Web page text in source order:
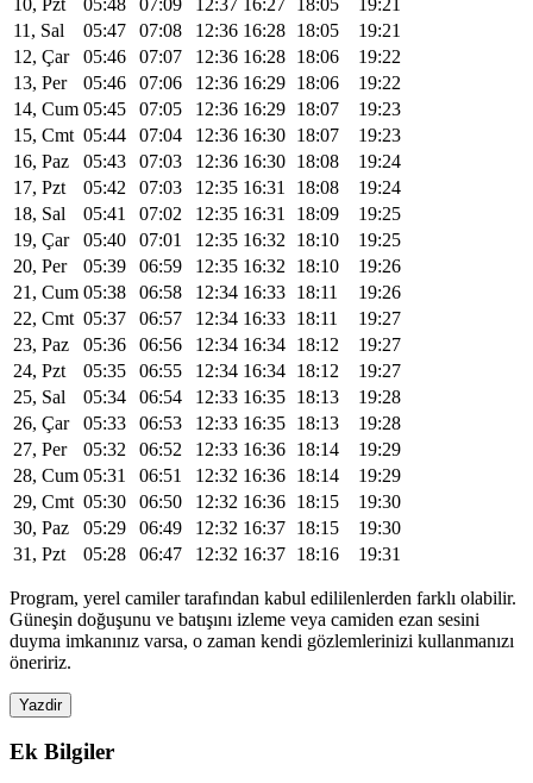
11, Sal
05:47 07:08 12:36 16:28 18:05
19:21
12, Çar
05:46 07:07 12:36 16:28 18:06
19:22
13, Per
05:46 07:06 12:36 16:29 18:06
19:22
14, Cum 05:45 07:05 12:36 16:29 18:07
19:23
15, Cmt 05:44 07:04 12:36 16:30 18:07
19:23
16, Paz
05:43 07:03 12:36 16:30 18:08
19:24
17, Pzt
05:42 07:03 12:35 16:31 18:08
19:24
18, Sal
05:41 07:02 12:35 16:31 18:09
19:25
19, Çar
05:40 07:01 12:35 16:32 18:10
19:25
20, Per
05:39 06:59 12:35 16:32 18:10
19:26
21, Cum 05:38 06:58 12:34 16:33 18:11
19:26
22, Cmt 05:37 06:57 12:34 16:33 18:11
19:27
23, Paz
05:36 06:56 12:34 16:34 18:12
19:27
24, Pzt
05:35 06:55 12:34 16:34 18:12
19:27
25, Sal
05:34 06:54 12:33 16:35 18:13
19:28
26, Çar
05:33 06:53 12:33 16:35 18:13
19:28
27, Per
05:32 06:52 12:33 16:36 18:14
19:29
28, Cum 05:31 06:51 12:32 16:36 18:14
19:29
29, Cmt 05:30 06:50 12:32 16:36 18:15
19:30
30, Paz
05:29 06:49 12:32 16:37 18:15
19:30
31, Pzt
05:28 06:47 12:32 16:37 18:16 19:31
Program, yerel camiler tarafından kabul edililenlerden farklı olabilir.
Güneşin doğuşunu ve batışını izleme veya camiden ezan sesini
duyma imkanınız varsa, o zaman kendi gözlemlerinizi kullanmanızı
öneririz.
Yazdir
Ek Bilgiler